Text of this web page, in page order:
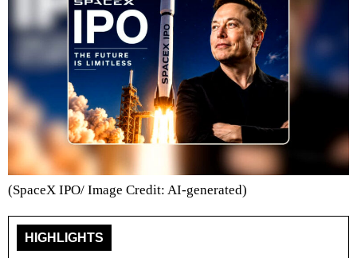
(SpaceX IPO/ Image Credit: AI-generated)
HIGHLIGHTS